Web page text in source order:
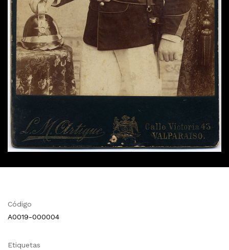
Código
A0019-000004
Etiquetas